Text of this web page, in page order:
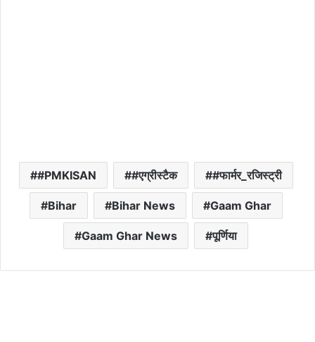
#PMKISAN #एग्रीस्टैक #फार्मर_रजिस्ट्री
Bihar Bihar News Gaam Ghar
Gaam Ghar News पूर्णिया